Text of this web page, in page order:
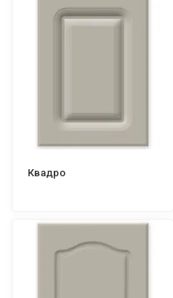
Квадро